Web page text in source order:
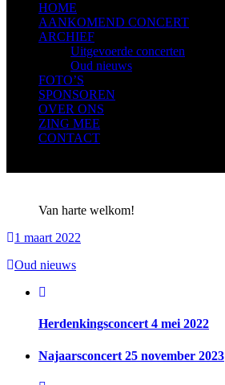
HOME
AANKOMEND CONCERT
ARCHIEF
Uitgevoerde concerten
Oud nieuws
FOTO’S
SPONSOREN
OVER ONS
ZING MEE
CONTACT
Van harte welkom!
1 maart 2022
Oud nieuws
Herdenkingsconcert 4 mei 2022
Najaarsconcert 25 november 2023